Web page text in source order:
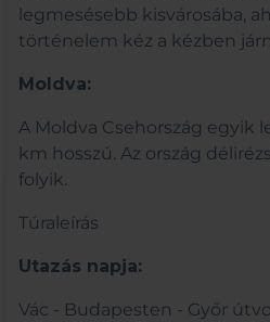
legmesésebb kisvárosába,
történelem kéz a kézben
Moldva:
A Moldva Csehország egyik
km hosszú. Az ország
folyik.
Túraleírás
Utazás napja:
Vác - Budapesten - Győr